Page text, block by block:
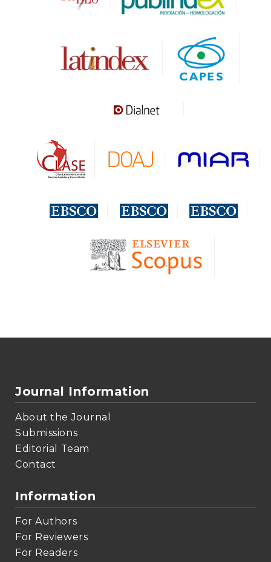
Journal Information
About the Journal
Submissions
Editorial Team
Contact
Information
For Authors
For Reviewers
For Readers